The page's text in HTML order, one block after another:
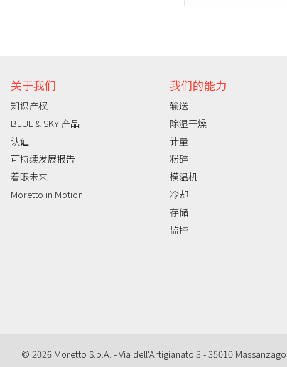
关于我们
知识产权
BLUE & SKY 产品
认证
可持续发展报告
着眼未来
Moretto in Motion
我们的能力
输送
除湿干燥
计量
粉碎
模温机
冷却
存储
监控
© 2026 Moretto S.p.A. - Via dell'Artigianato 3 - 35010